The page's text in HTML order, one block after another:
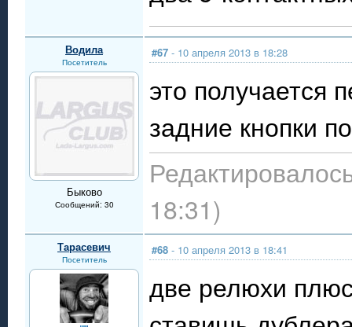
Водила
Посетитель
Быково
Сообщений: 30
#67 - 10 апреля 2013 в 18:28
это получается
задние кнопки
18:31)
Тарасевич
Посетитель
#68 - 10 апреля 2013 в 18:41
две релюхи